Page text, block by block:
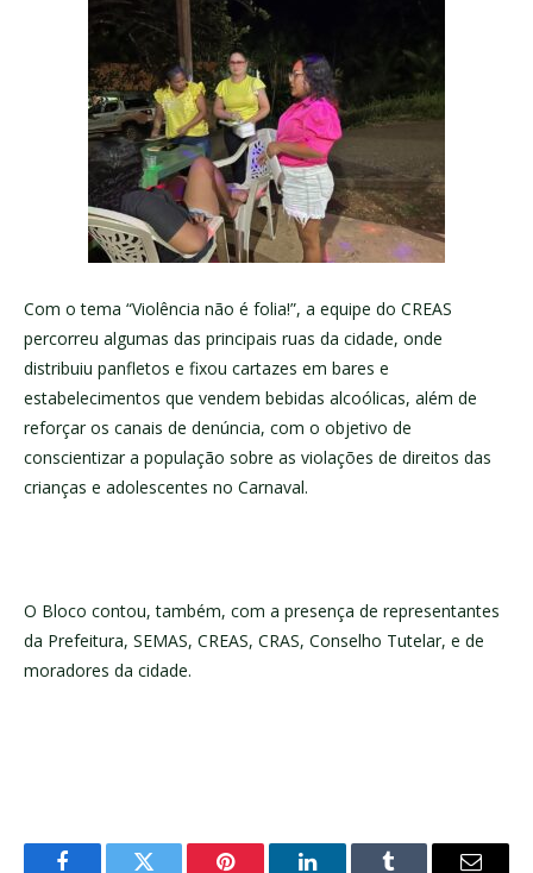
Com o tema “Violência não é folia!”, a equipe do CREAS
percorreu algumas das principais ruas da cidade, onde
distribuiu panfletos e fixou cartazes em bares e
estabelecimentos que vendem bebidas alcoólicas, além de
reforçar os canais de denúncia, com o objetivo de
conscientizar a população sobre as violações de direitos das
crianças e adolescentes no Carnaval.
O Bloco contou, também, com a presença de representantes
da Prefeitura, SEMAS, CREAS, CRAS, Conselho Tutelar, e de
moradores da cidade.